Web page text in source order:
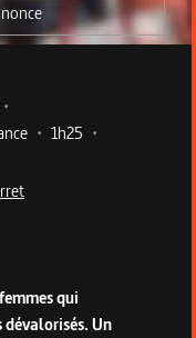
•
• 1h25 •
qui
dévalorisés. Un